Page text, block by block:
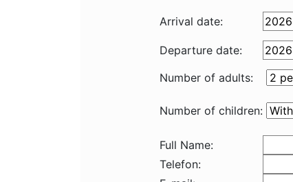
Arrival date:
Departure date:
Number of adults:
Number of children:
Full Name:
Telefon: